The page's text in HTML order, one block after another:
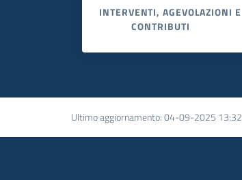
INTERVENTI, AGEVOLAZIONI E
CONTRIBUTI
Ultimo aggiornamento:04-09-2025 13:32